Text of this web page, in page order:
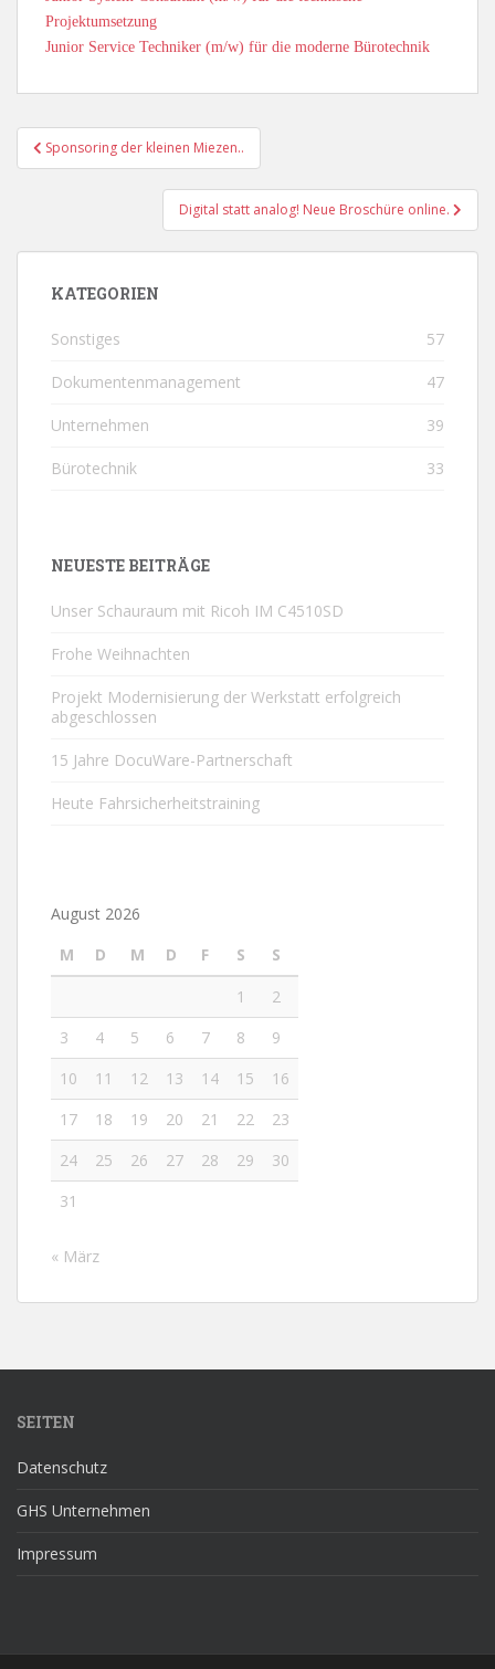
Projektumsetzung
Junior Service Techniker (m/w) für die moderne Bürotechnik
Beitragsnavigation
Sponsoring der kleinen Miezen..
Digital statt analog! Neue Broschüre online.
KATEGORIEN
Sonstiges 57
Dokumentenmanagement 47
Unternehmen 39
Bürotechnik 33
NEUESTE BEITRÄGE
Unser Schauraum mit Ricoh IM C4510SD
Frohe Weihnachten
Projekt Modernisierung der Werkstatt erfolgreich
abgeschlossen
15 Jahre DocuWare-Partnerschaft
Heute Fahrsicherheitstraining
August 2026
M
D M D F S
S
1
2
3
4 5 6 7 8
9
10
11 12 13 14 15
16
17
18 19 20 21 22
23
24
25 26 27 28 29
30
31
« März
SEITEN
Datenschutz
GHS Unternehmen
Impressum